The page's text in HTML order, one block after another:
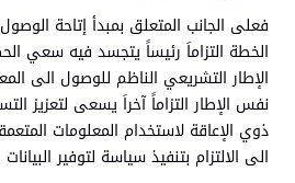
فعلى الجانب المتعلق بمبدأ إتاحة
الخطة التزاماَ رئيساً يتجسد فيه سعي
الإطار التشريعي الناظم للوصول الى
نفس الإطار التزاماً آخراَ يسعى لتعزيز
ذوي الإعاقة لاستخدام المعلومات
الى الالتزام بتنفيذ سياسة لتوفير